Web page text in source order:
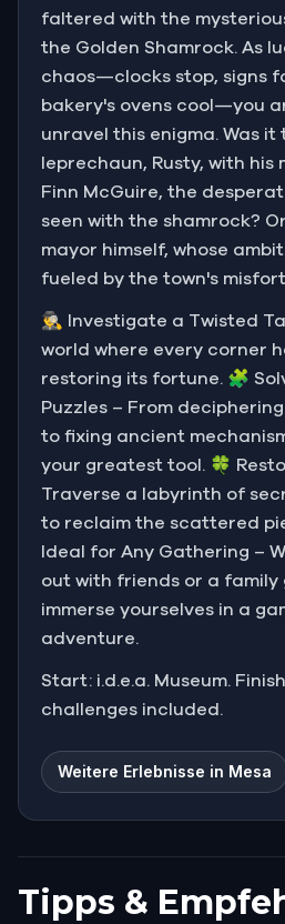
faltered with the
the Golden Shamrock. As
chaos—clocks stop, signs
bakery's ovens cool—you
unravel this enigma. Was
leprechaun, Rusty, with his
Finn McGuire, the
seen with the shamrock?
mayor himself, whose
fueled by the town's
🕵️‍♂️ Investigate a Twisted
world where every corner
restoring its fortune. 🧩
Puzzles – From
to fixing ancient
your greatest tool. 🍀
Traverse a labyrinth of
to reclaim the scattered
Ideal for Any Gathering –
out with friends or a
immerse yourselves in a
adventure.
Start: i.d.e.a. Museum.
challenges included.
Weitere Erlebnisse in Mesa
Tipps &